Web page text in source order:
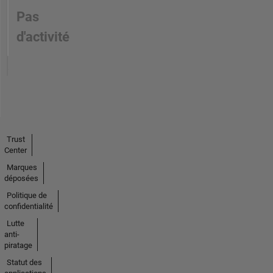
Pas
d'activité
Trust
Center
Marques
déposées
Politique de
confidentialité
Lutte
anti-
piratage
Statut des